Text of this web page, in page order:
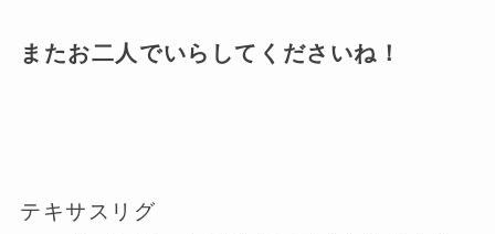
またお二人でいらしてくださいね！
テキサスリグ